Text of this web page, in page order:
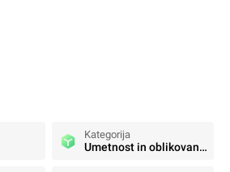
Kategorija
Umetnost in oblikovanje